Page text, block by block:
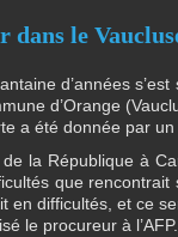
dans le
d’années
d’Orange
a été donnée par
la République à
que rencontrait
en difficultés, et ce
le procureur à l’AFP.